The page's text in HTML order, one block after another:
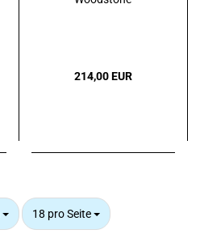
214,00 EUR
18 pro Seite
pro Seite